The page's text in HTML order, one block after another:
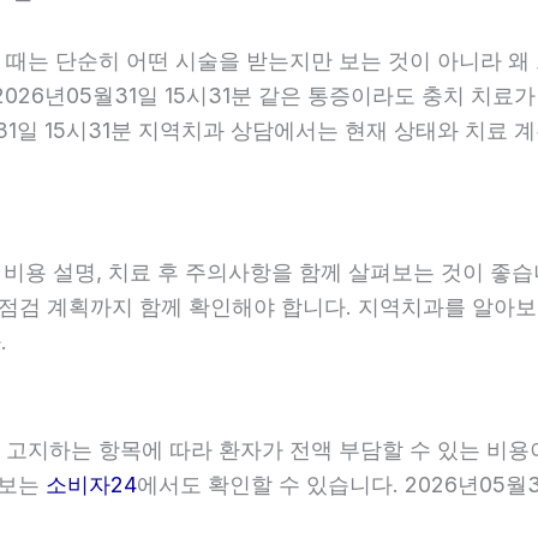
는 단순히 어떤 시술을 받는지만 보는 것이 아니라
년05월31일 15시31분 같은 통증이라도 충치 치료
15시31분 지역치과 상담에서는 현재 상태와 치료
용 설명, 치료 후 주의사항을 함께 살펴보는 것이 좋
검 계획까지 함께 확인해야 합니다. 지역치과를 알아
지하는 항목에 따라 환자가 전액 부담할 수 있는 비
는 소비자24에서도 확인할 수 있습니다. 2026년05월